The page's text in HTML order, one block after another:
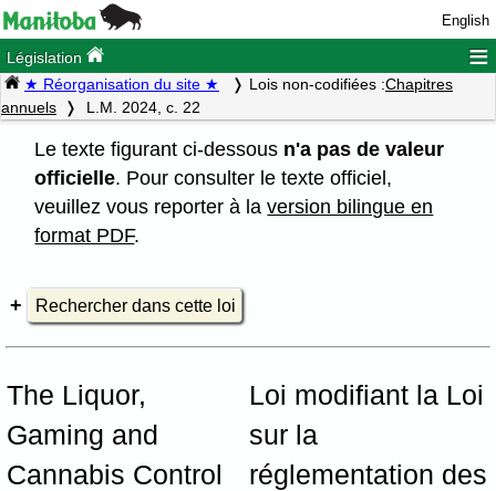
English
Législation ≡
★ Réorganisation du site ★ Lois non-codifiées :Chapitres
annuels
L.M. 2024, c. 22
Le texte figurant ci-dessous n'a pas de valeur
officielle. Pour consulter le texte officiel,
veuillez vous reporter à laversion bilingue en
format PDF.
Rechercher dans cette loi
The Liquor,
Gaming and
Cannabis Control
Loi modifiant la Loi
sur la
réglementation des